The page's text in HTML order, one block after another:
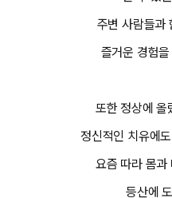
주변 사람들과
즐거운 경험
또한 정상에 올
정신적인 치유에
요즘 따라 몸과
등산에